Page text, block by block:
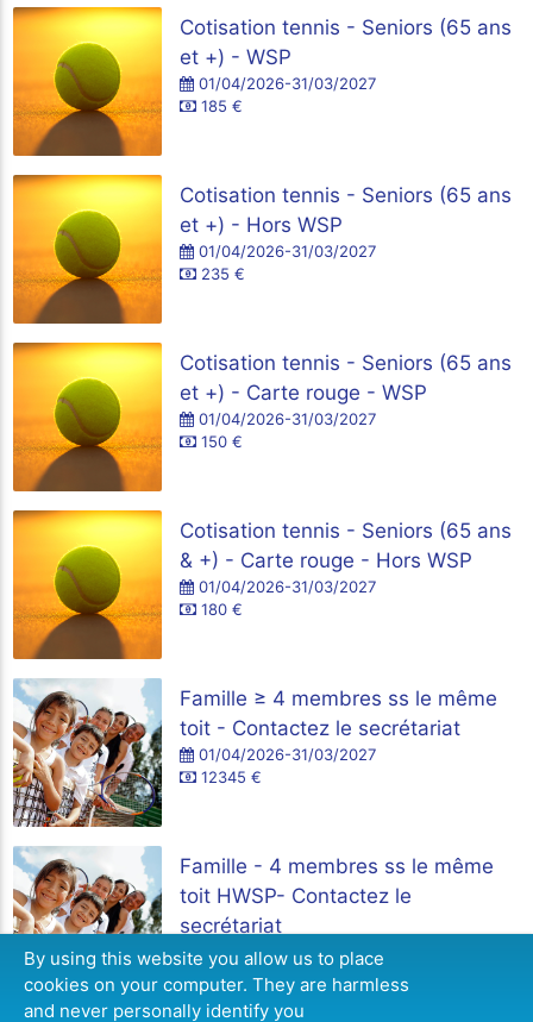
Cotisation tennis - Seniors (65 ans
et +) - WSP
01/04/2026-31/03/2027
185 €
Cotisation tennis - Seniors (65 ans
et +) - Hors WSP
01/04/2026-31/03/2027
235 €
Cotisation tennis - Seniors (65 ans
et +) - Carte rouge - WSP
01/04/2026-31/03/2027
150 €
Cotisation tennis - Seniors (65 ans
& +) - Carte rouge - Hors WSP
01/04/2026-31/03/2027
180 €
Famille ≥ 4 membres ss le même
toit - Contactez le secrétariat
01/04/2026-31/03/2027
12345 €
Famille - 4 membres ss le même
toit HWSP- Contactez le
secrétariat
01/04/2026-31/03/2027
123456 €
By using this website you allow us to place
cookies on your computer. They are harmless
and never personally identify you